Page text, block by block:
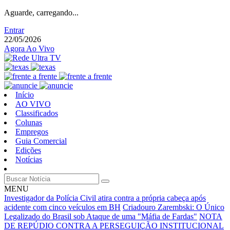
Aguarde, carregando...
Entrar
22/05/2026
Agora Ao Vivo
Início
AO VIVO
Classificados
Colunas
Empregos
Guia Comercial
Edições
Notícias
MENU
Investigador da Polícia Civil atira contra a própria cabeça após
acidente com cinco veículos em BH Criadouro Zarembski: O Único
Legalizado do Brasil sob Ataque de uma "Máfia de Fardas" NOTA
DE REPÚDIO CONTRA A PERSEGUIÇÃO INSTITUCIONAL